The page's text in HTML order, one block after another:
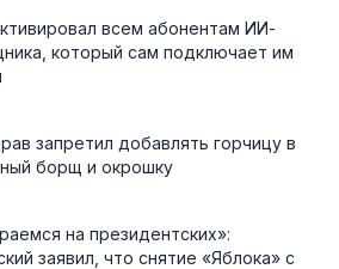
всем абонентам ИИ-
который сам подключает им
запретил добавлять горчицу в
борщ и окрошку
на президентских»:
заявил, что снятие «Яблока» с